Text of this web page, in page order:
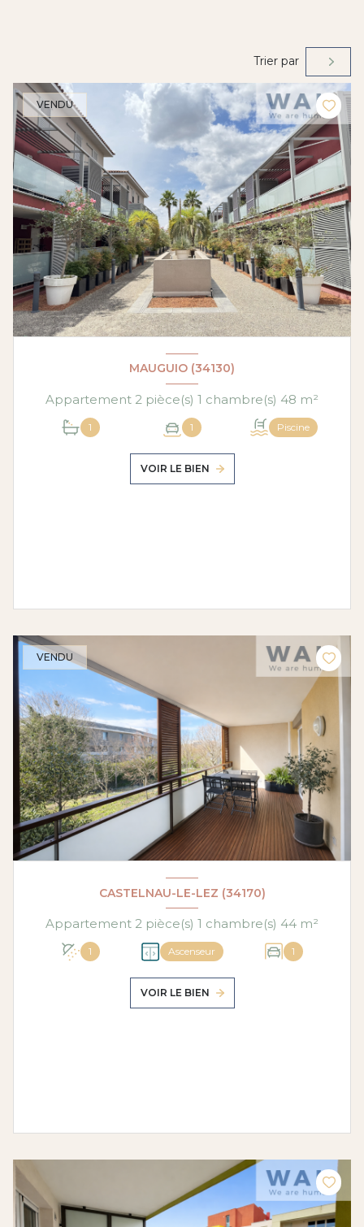
Trier par
VENDU
MAUGUIO (34130)
Appartement 2 pièce(s) 1 chambre(s) 48 m²
1 1 Piscine
VOIR LE BIEN
VENDU
CASTELNAU-LE-LEZ (34170)
Appartement 2 pièce(s) 1 chambre(s) 44 m²
1 Ascenseur 1
VOIR LE BIEN